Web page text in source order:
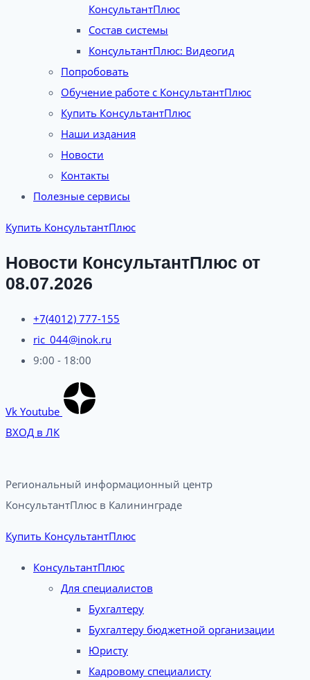
КонсультантПлюс
Состав системы
КонсультантПлюс: Видеогид
Попробовать
Обучение работе с КонсультантПлюс
Купить КонсультантПлюс
Наши издания
Новости
Контакты
Полезные сервисы
Купить КонсультантПлюс
Новости КонсультантПлюс от
08.07.2026
+7(4012) 777-155
ric_044@inok.ru
9:00 - 18:00
Vk Youtube
ВХОД в ЛК
Региональный информационный центр
КонсультантПлюс в Калининграде​
Купить КонсультантПлюс
КонсультантПлюс
Для специалистов
Бухгалтеру
Бухгалтеру бюджетной организации
Юристу
Кадровому специалисту